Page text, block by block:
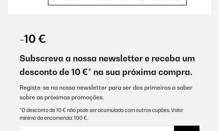
es alleine aufzubauen - wenn man es verschieben will, den Platz
nochmal korrigieren, ist man allerdings besser zu zweit.Ich habe
unten ein Mäusegitter drunter gelegt und oben (Vorsicht hat
scharfe Kanten) einen Kunststoffschoner angebracht. Dann habe
ich noch einen batteriebetriebenen Schneckenzaun angeklebt
und hatte diese Jahr schon toll Ernte. Macht viel Spass!
Amazon-Benutzer
-10 €
Subscreva a nossa newsletter e receba um
desconto de 10 €* na sua próxima compra.
Registe-se na nossa newsletter para ser dos primeiros a saber
sobre as próximas promoções.
*O desconto de 10 € não pode ser acumulado com outros cupões. Valor
mínimo da encomenda: 100 €.